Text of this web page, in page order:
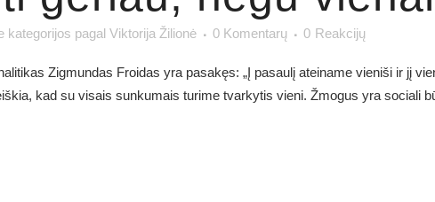
kategorijos pagal Viktorija Žilionė 0 Komentarų 0 Reakcijų
Zigmundas Froidas yra pasakęs: „Į pasaulį ateiname vieniši ir jį
kad su visais sunkumais turime tvarkytis vieni. Žmogus yra sociali